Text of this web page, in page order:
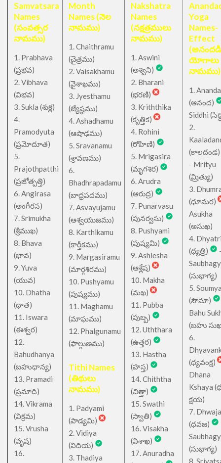
Samvatsara
Names
(సంవత్సర
నామము)
1. Prabhava
(ప్రభవ)
2. Vibhava
(విభవ)
3. Sukla (శుక్ల)
4.
Pramodyuta
(ప్రమోదూత)
5.
Prajothpatthi
(ప్రజోత్పత్తి)
6. Angirasa
(అంగీరస)
7. Srimukha
(శ్రీముఖ)
8. Bhava
(భావ)
9. Yuva
(యువ)
10. Dhatha
(ధాత)
11. Iswara
(ఈశ్వర)
12.
Bahudhanya
(బహుధాన్య)
13. Pramadi
(ప్రమాది)
14. Vikrama
(విక్రమ)
15. Vrusha
(వృష)
16.
Month
Names (నెల
నామము)
1. Chaithramu
(చైత్రము)
2. Vaisakhamu
(వైశాఖము)
3. Jyesthamu
(జ్యేష్ఠము)
4. Ashadhamu
(ఆషాఢము)
5. Sravanamu
(శ్రావణము)
6.
Bhadhrapadamu
(బాధ్రపదము)
7. Asvayujamu
(ఆశ్వయుజము)
8. Karthikamu
(కార్తీకము)
9. Margasiramu
(మార్గశిరము)
10. Pushyamu
(పుష్యము)
11. Maghamu
(మాఘము)
12. Phalgunamu
(ఫాల్గుణము)
Tithi Names
(తిథులు
నామము)
1. Padyami
(పాడ్యమి)
2. Vidiya
(విదియ)
3. Thadiya
Nakshatra
Names
(నక్షత్రములు
నామము)
1. Aswini
(అశ్విని)
2. Bharani
(భరణి)
3. Kriththika
(కృత్తిక)
4. Rohini
(రోహిణి)
5. Mrigasira
(మృగశిర)
6. Arudra
(ఆరుద్ర)
7. Punarvasu
(పునర్వసు)
8. Pushyami
(పుష్యమి)
9. Ashlesha
(ఆశ్లేష)
10. Makha
(మఖ)
11. Pubba
(పుబ్బ)
12. Uththara
(ఉత్తర)
13. Hastha
(హస్త)
14. Chiththa
(చిత్తా)
15. Swathi
(స్వాతి)
16. Visakha
(విశాఖ)
17. Anuradha
Yoga
Names-
Effect
(అనందడి
యోగాలు
నామము)
1. Ananda
(ఆనంద)
Siddhi
2.
(కాలదండ)
- Mrityu
(మ్రిత్యు)
3.
(ధూమర)
Asukha
(అసుఖ)
4.
(ధ్యత్రి)
(సుభాగ్య)
5.
(సౌమా)
Bahu
(బహు
6.
(ధ్యవంక్ష)
Dhana
Kshaya
క్షయ)
7. Dhwaja
(ధవజ)
(సుభాగ్య)
8.